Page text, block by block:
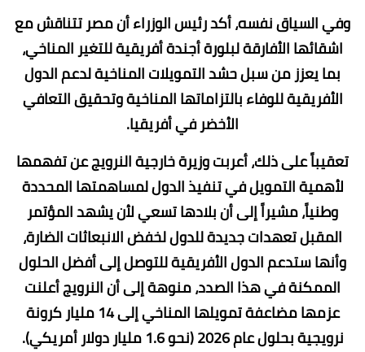
وفي السياق نفسه، أكد رئيس الوزراء أن مصر تتناقش مع
اشقائها الأفارقة لبلورة أجندة أفريقية للتغير المناخي،
بما يعزز من سبل حشد التمويلات المناخية لدعم الدول
الأفريقية للوفاء بالتزاماتها المناخية وتحقيق التعافي
الأخضر في أفريقيا.
تعقيباً على ذلك، أعربت وزيرة خارجية النرويج عن تفهمها
لأهمية التمويل في تنفيذ الدول لمساهمتها المحددة
وطنياً، مشيراً إلى أن بلادها تسعي لأن يشهد المؤتمر
المقبل تعهدات جديدة للدول لخفض الانبعاثات الضارة،
وأنها ستدعم الدول الأفريقية للتوصل إلى أفضل الحلول
الممكنة في هذا الصدد، منوهة إلى أن النرويج أعلنت
عزمها مضاعفة تمويلها المناخي إلى 14 مليار كرونة
نرويجية بحلول عام 2026 (نحو 1.6 مليار دولار أمريكي).